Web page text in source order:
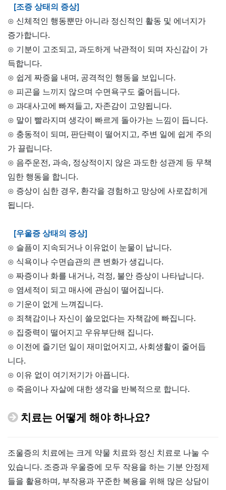
[조증 상태의 증상]
⊙ 신체적인 행동뿐만 아니라 정신적인 활동 및 에너지가
증가합니다.
⊙ 기분이 고조되고, 과도하게 낙관적이 되며 자신감이 가
득합니다.
⊙ 쉽게 짜증을 내며, 공격적인 행동을 보입니다.
⊙ 피곤을 느끼지 않으며 수면욕구도 줄어듭니다.
⊙ 과대사고에 빠져들고, 자존감이 고양됩니다.
⊙ 말이 빨라지며 생각이 빠르게 돌아가는 느낌이 듭니다.
⊙ 충동적이 되며, 판단력이 떨어지고, 주변 일에 쉽게 주의
가 끌립니다.
⊙ 음주운전, 과속, 정상적이지 않은 과도한 성관계 등 무책
임한 행동을 합니다.
⊙ 증상이 심한 경우, 환각을 경험하고 망상에 사로잡히게
됩니다.
[우울증 상태의 증상]
⊙ 슬픔이 지속되거나 이유없이 눈물이 납니다.
⊙ 식욕이나 수면습관의 큰 변화가 생깁니다.
⊙ 짜증이나 화를 내거나, 걱정, 불안 증상이 나타납니다.
⊙ 염세적이 되고 매사에 관심이 떨어집니다.
⊙ 기운이 없게 느껴집니다.
⊙ 죄책감이나 자신이 쓸모없다는 자책감에 빠집니다.
⊙ 집중력이 떨어지고 우유부단해 집니다.
⊙ 이전에 즐기던 일이 재미없어지고, 사회생활이 줄어듭
니다.
⊙ 이유 없이 여기저기가 아픕니다.
⊙ 죽음이나 자살에 대한 생각을 반복적으로 합니다.
치료는 어떻게 해야 하나요?
조울증의 치료에는 크게 약물 치료와 정신 치료로 나눌 수
있습니다. 조증과 우울증에 모두 작용을 하는 기분 안정제
들을 활용하며, 부작용과 꾸준한 복용을 위해 많은 상담이